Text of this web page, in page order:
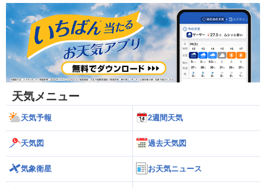
天気メニュー
天気予報 2週間天気
天気図 過去天気図
気象衛星 お天気ニュース